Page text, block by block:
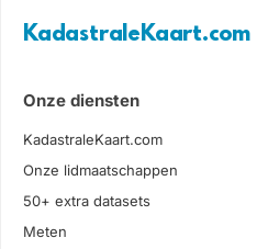
KadastraleKaart.com
Onze diensten
KadastraleKaart.com
Onze lidmaatschappen
50+ extra datasets
Meten